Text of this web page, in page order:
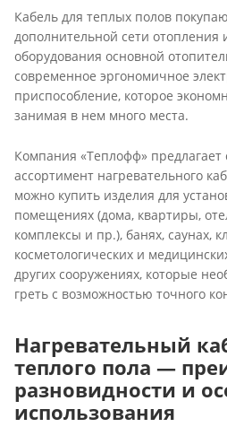
Кабель для теплых полов
дополнительной сети отопления
оборудования основной
современное эргономичное
приспособление, которое
занимая в нем много места.
Компания «Теплофф»
ассортимент нагревательного
можно купить изделия для
помещениях (дома, квартиры,
комплексы и пр.), банях, саунах,
косметологических и
других сооружениях, которые
греть с возможностью точного
Нагревательный
теплого пола —
разновидности и
использования